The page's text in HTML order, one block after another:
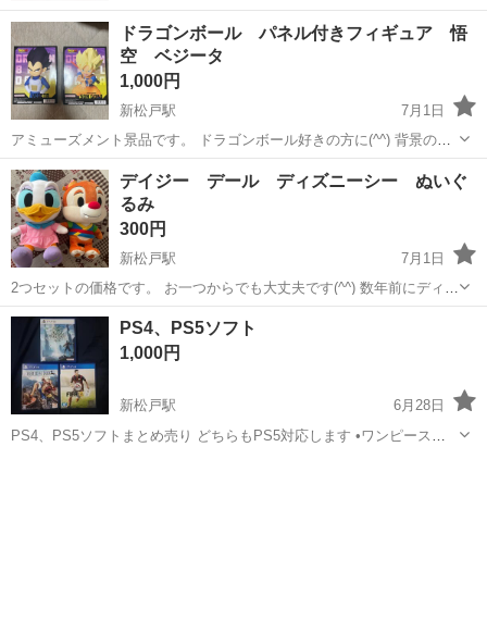
ドラゴンボール パネル付きフィギュア 悟
空 ベジータ
1,000円
新松戸駅
7月1日
アミューズメント景品です。 ドラゴンボール好きの方に(^^) 背景のパ
ネル付きフィギュアです。 バラ売りも可能です！
千葉 松戸市 新松戸駅 フィギュア ドラゴンボール
デイジー デール ディズニーシー ぬいぐ
るみ
300円
新松戸駅
7月1日
2つセットの価格です。 お一つからでも大丈夫です(^^) 数年前にディズ
ニーシーのゲームでGETした景品のぬいぐるみです。 クローゼットに
しまったままで全体的に綺麗ですが デイジーの方に多少の薄汚れあり
ます。
千葉 松戸市 新松戸駅 おもちゃ
PS4、PS5ソフト
1,000円
新松戸駅
6月28日
PS4、PS5ソフトまとめ売り どちらもPS5対応します •ワンピースワ